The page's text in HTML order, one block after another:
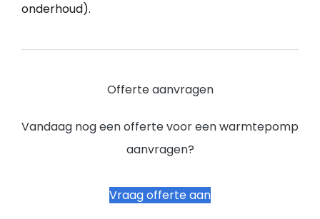
onderhoud).
Offerte aanvragen
Vandaag nog een offerte voor een warmtepomp
aanvragen?
Vraag offerte aan